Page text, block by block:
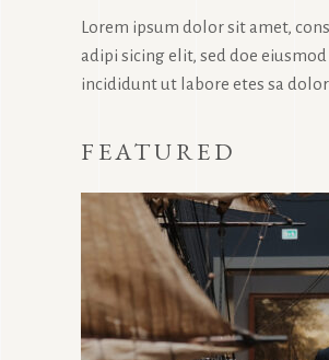
Lorem ipsum dolor sit amet,
adipi sicing elit, sed doe
incididunt ut labore etes sa
FEATURED